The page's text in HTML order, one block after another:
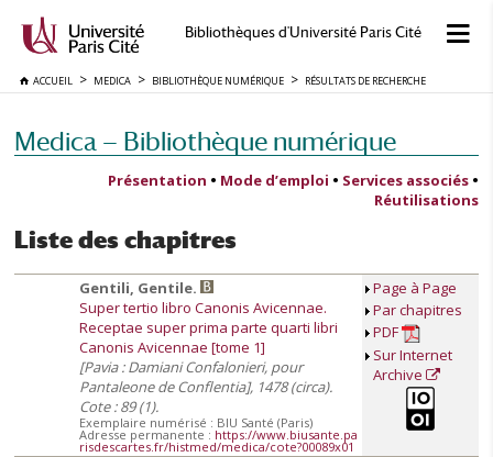
Bibliothèques d'Université Paris Cité
ACCUEIL MEDICA BIBLIOTHÈQUE NUMÉRIQUE RÉSULTATS DE RECHERCHE
Medica — Bibliothèque numérique
Présentation • Mode d’emploi • Services associés •
Réutilisations
Liste des chapitres
Gentili, Gentile.
Super tertio libro Canonis Avicennae.
Receptae super prima parte quarti libri
Canonis Avicennae [tome 1]
[Pavia : Damiani Confalonieri, pour
Pantaleone de Conflentia], 1478 (circa).
Cote : 89 (1).
Exemplaire numérisé : BIU Santé (Paris)
Adresse permanente : https://www.biusante.pa
risdescartes.fr/histmed/medica/cote?00089x01
Page à Page
Par chapitres
PDF
Sur Internet
Archive